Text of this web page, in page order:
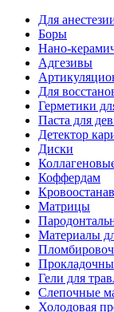
Для
Боры
Нано-
Адгезивы
Для
Герметики
Паста для
Детектор
Диски
Коффердам
Матрицы
Материалы
Гели для
Слепочные
Холодовая